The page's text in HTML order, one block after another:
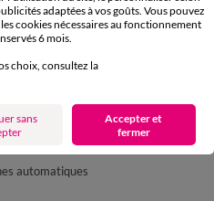
automatiques
adaptées à vos goûts. Vous pouvez
cookies nécessaires au fonctionnement
6 mois.
choix, consultez la
sans
Accepter et
fermer